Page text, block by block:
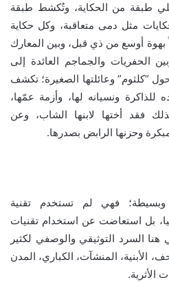
طبقة من الحكاية، وتُكشط طبقة
مثل دمى متعاقبة، وكل حكاية
أوسع من ذي قبل، وبين المعارك
الحفريات والجماجم العائدة إلى
“كلثوم” وعائلتها الصغيرة؛ تكشف
ونسيانه لها، وأزمة عمّها،
فقد أختها لابنها الشاب، وعن
وحزنها الرابض بصدرها.
فهي لم تستخدم تقنية
بل استعاضت عن استخدام تقنيات
هنا السرد التوثيقي والوصفي لكثير
الأبنية، المنشآت، الكباري، المدن
الأثرية.